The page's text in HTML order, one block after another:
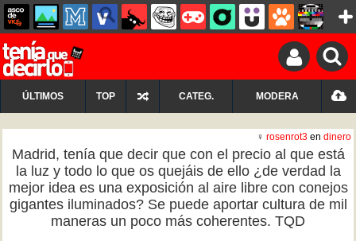
ÚLTIMOS TOP CATEG. MODERA
♀ rosenrot3 en dinero
Madrid, tenía que decir que con el precio al que está
la luz y todo lo que os quejáis de ello ¿de verdad la
mejor idea es una exposición al aire libre con conejos
gigantes iluminados? Se puede aportar cultura de mil
maneras un poco más coherentes. TQD